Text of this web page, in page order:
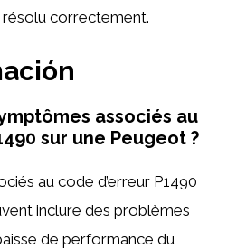
correctement.
associés au
sur une Peugeot ?
au code d’erreur P1490
inclure des problèmes
de performance du